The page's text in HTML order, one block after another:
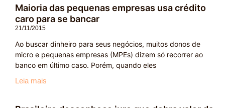
Maioria das pequenas empresas usa crédito
caro para se bancar
21/11/2015
Ao buscar dinheiro para seus negócios, muitos donos de
micro e pequenas empresas (MPEs) dizem só recorrer ao
banco em último caso. Porém, quando eles
Leia mais